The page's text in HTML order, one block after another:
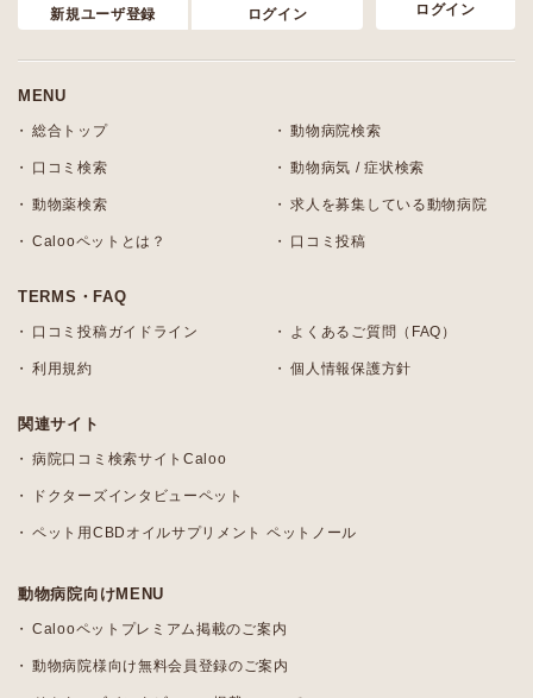
新規ユーザ登録 ログイン
ログイン
MENU
総合トップ 動物病院検索
口コミ検索 動物病気 / 症状検索
動物薬検索 求人を募集している動物病院
Calooペットとは？ 口コミ投稿
TERMS・FAQ
口コミ投稿ガイドライン よくあるご質問（FAQ）
利用規約 個人情報保護方針
関連サイト
病院口コミ検索サイトCaloo
ドクターズインタビューペット
ペット用CBDオイルサプリメント ペットノール
動物病院向けMENU
Calooペットプレミアム掲載のご案内
動物病院様向け無料会員登録のご案内